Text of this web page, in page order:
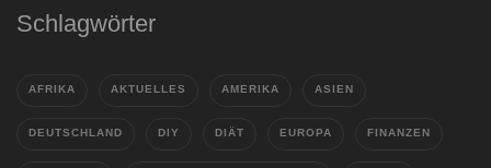
Schlagwörter
AFRIKA AKTUELLES AMERIKA ASIEN
DEUTSCHLAND DIY DIÄT EUROPA FINANZEN